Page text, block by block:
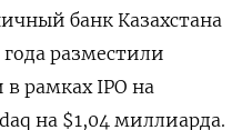
банк Казахстана
года разместили
рамках IPO на
на $1,04 миллиарда.